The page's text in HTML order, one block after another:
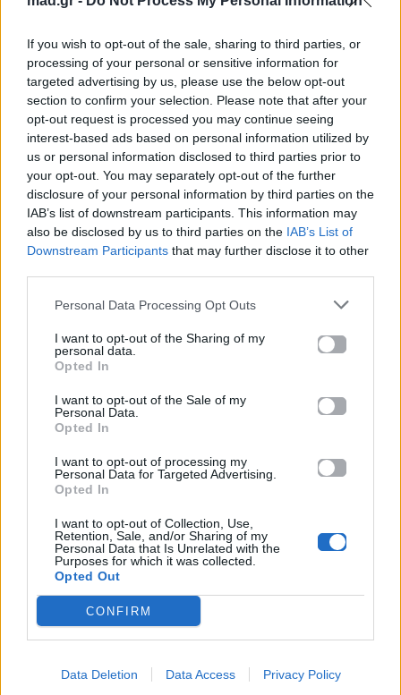
If you wish to opt-out of the sale, sharing to third parties, or
processing of your personal or sensitive information for
targeted advertising by us, please use the below opt-out
section to confirm your selection. Please note that after your
opt-out request is processed you may continue seeing
interest-based ads based on personal information utilized by
us or personal information disclosed to third parties prior to
your opt-out. You may separately opt-out of the further
disclosure of your personal information by third parties on the
IAB’s list of downstream participants. This information may
also be disclosed by us to third parties on the IAB’s List of
Downstream Participants that may further disclose it to other
Personal Data Processing Opt Outs
I want to opt-out of the Sharing of my
personal data.
Opted In
I want to opt-out of the Sale of my
Personal Data.
Opted In
I want to opt-out of processing my
Personal Data for Targeted Advertising.
Opted In
I want to opt-out of Collection, Use,
Retention, Sale, and/or Sharing of my
Personal Data that Is Unrelated with the
Purposes for which it was collected.
Opted Out
CONFIRM
Data Deletion Data Access Privacy Policy
;utm_campaign=loading” target=”_blank” rel=”noopener”>A post
shared by Action24 (@action24tv)
Για σχόλια, μηνύματα ή φωτογραφικό υλικό
σχετικά με τοMad.gr, επισκεφτείτε μας στο
Facebook, επικοινωνήστε μέσω
Action 24 ΓΚΑΡΑΖ
Ακολουθήστε το
Ακολουθήστε το